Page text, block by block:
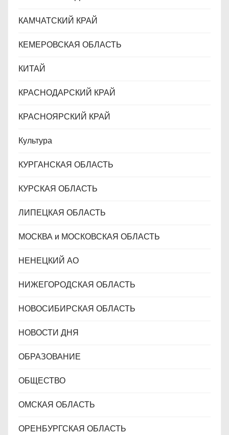
КАМЧАТСКИЙ КРАЙ
КЕМЕРОВСКАЯ ОБЛАСТЬ
КИТАЙ
КРАСНОДАРСКИЙ КРАЙ
КРАСНОЯРСКИЙ КРАЙ
Культура
КУРГАНСКАЯ ОБЛАСТЬ
КУРСКАЯ ОБЛАСТЬ
ЛИПЕЦКАЯ ОБЛАСТЬ
МОСКВА и МОСКОВСКАЯ ОБЛАСТЬ
НЕНЕЦКИЙ АО
НИЖЕГОРОДСКАЯ ОБЛАСТЬ
НОВОСИБИРСКАЯ ОБЛАСТЬ
НОВОСТИ ДНЯ
ОБРАЗОВАНИЕ
ОБЩЕСТВО
ОМСКАЯ ОБЛАСТЬ
ОРЕНБУРГСКАЯ ОБЛАСТЬ